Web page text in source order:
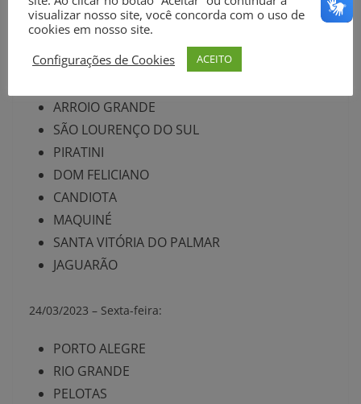
VIAMÃO
IMBÉ
CAPÃO DO LEÃO
ARROIO GRANDE
SÃO LOURENÇO DO SUL
PIRATINI
DOM FELICIANO
CANDIOTA
MAQUINÉ
SANTA VITÓRIA DO PALMAR
JAGUARÃO
24/03/2023 – Sexta-feira:
PORTO ALEGRE
RIO GRANDE
PELOTAS
visualizar nosso site, você concorda com o uso de
cookies em nosso site.
Configurações de Cookies
ACEITO